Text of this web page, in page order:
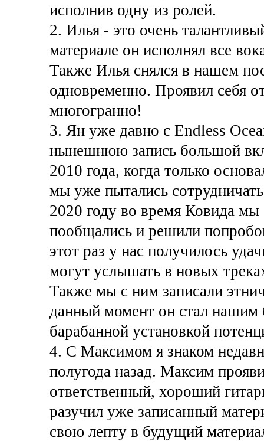
исполнив одну из ролей.
2. Илья - это очень
материале он исполнял все
Также Илья снялся в нашем
одновременно. Проявил себя
многогранно!
3. Ян уже давно с Endless
нынешнюю запись большой
2010 года, когда только
мы уже пытались
2020 году во время Ковида мы
пообщались и решили
этот раз у нас получилось
могут услышать в новых
Также мы с ним записали
данный момент он стал нашим
барабанной установкой
4. С Максимом я знаком
полугода назад. Максим
ответственный, хороший
разучил уже записанный
свою лепту в будущий